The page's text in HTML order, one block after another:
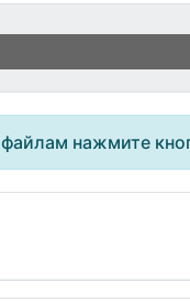
файлам нажмите